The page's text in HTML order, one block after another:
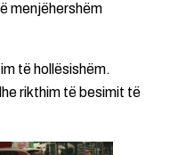
menjëhershëm
të hollësishëm.
rikthim të besimit të